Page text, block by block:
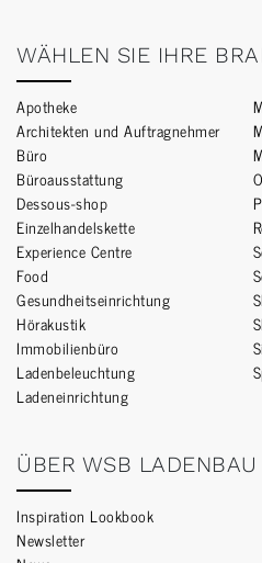
WÄHLEN SIE IHRE
Apotheke
Architekten und Auftragnehmer
Büro
Büroausstattung
Dessous-shop
Einzelhandelskette
Experience Centre
Food
Gesundheitseinrichtung
Hörakustik
Immobilienbüro
Ladenbeleuchtung
Ladeneinrichtung
ÜBER WSB LADENBAU
Inspiration Lookbook
Newsletter